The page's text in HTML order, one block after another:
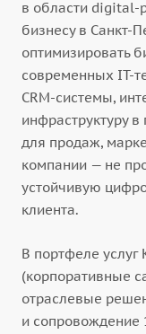
в области digital-
бизнесу в Санкт-
оптимизировать
современных IT-
CRM-системы,
инфраструктуру
для продаж,
компании — не
устойчивую
клиента.
В портфеле
(корпоративные
отраслевые
и сопровождение